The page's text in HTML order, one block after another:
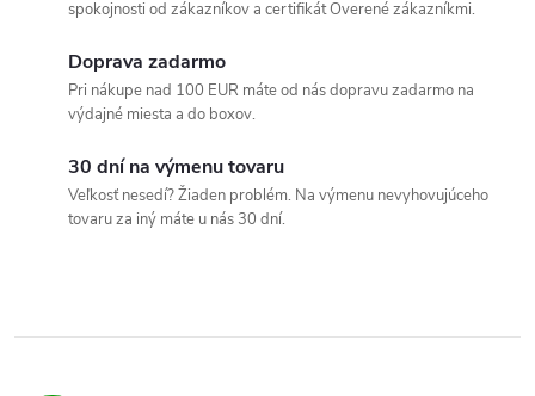
k
spokojnosti od zákazníkov a certifikát Overené zákazníkmi.
Doprava zadarmo
Pri nákupe nad 100 EUR máte od nás dopravu zadarmo na
výdajné miesta a do boxov.
30 dní na výmenu tovaru
Veľkosť nesedí? Žiaden problém. Na výmenu nevyhovujúceho
tovaru za iný máte u nás 30 dní.